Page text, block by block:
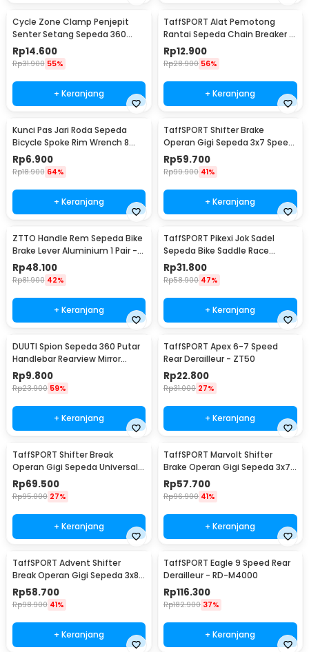
Cycle Zone Clamp Penjepit
Senter Setang Sepeda 360
Derajat - ZH1035
Rp14.600
Rp31.900 55%
+ Keranjang
TaffSPORT Alat Pemotong
Rantai Sepeda Chain Breaker -
JLQ-01
Rp12.900
Rp28.900 56%
+ Keranjang
Kunci Pas Jari Roda Sepeda
Bicycle Spoke Rim Wrench 8
Way - W805
Rp6.900
Rp18.900 64%
+ Keranjang
TaffSPORT Shifter Brake
Operan Gigi Sepeda 3x7 Speed
2 PCS
Rp59.700
Rp99.900 41%
+ Keranjang
ZTTO Handle Rem Sepeda Bike
Brake Lever Aluminium 1 Pair -
CBL-09
Rp48.100
Rp81.900 42%
+ Keranjang
TaffSPORT Pikexi Jok Sadel
Sepeda Bike Saddle Race
Ergonomic Anti Air - FX20
Rp31.800
Rp58.900 47%
+ Keranjang
DUUTI Spion Sepeda 360 Putar
Handlebar Rearview Mirror
Universal 1 PCS - LY4437
Rp9.800
Rp23.900 59%
+ Keranjang
TaffSPORT Apex 6-7 Speed
Rear Derailleur - ZT50
Rp22.800
Rp31.000 27%
+ Keranjang
TaffSPORT Shifter Break
Operan Gigi Sepeda Universal
3x9 Speed 2 PCS - SL-M370
Rp69.500
Rp95.000 27%
+ Keranjang
TaffSPORT Marvolt Shifter
Brake Operan Gigi Sepeda 3x7
Speed 2 PCS - EF500-7
Rp57.700
Rp96.900 41%
+ Keranjang
TaffSPORT Advent Shifter
Break Operan Gigi Sepeda 3x8
Speed 2 PCS - SL-M310
Rp58.700
Rp98.900 41%
+ Keranjang
TaffSPORT Eagle 9 Speed Rear
Derailleur - RD-M4000
Rp116.300
Rp182.900 37%
+ Keranjang